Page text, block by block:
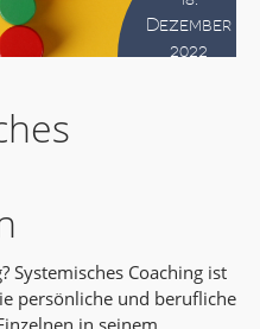
Dezember
2022
Systemisches Coaching ist
persönliche und berufliche